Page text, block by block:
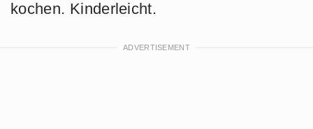
kochen. Kinderleicht.